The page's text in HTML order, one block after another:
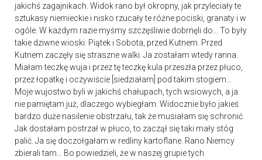
jakichś zagajnikach. Widok rano był okropny, jak przyleciały te
sztukasy niemieckie i nisko rzucały te różne pociski, granaty i w
ogóle. W każdym razie myśmy szczęśliwie dobrnęli do… To były
takie dziwne wioski: Piątek i Sobota, przed Kutnem. Przed
Kutnem zaczęły się straszne walki. Ja zostałam wtedy ranna.
Miałam teczkę wuja i przez tę teczkę kula przeszła przez płuco,
przez łopatkę i oczywiście [siedziałam] pod takim stogiem…
Moje wujostwo byli w jakichś chałupach, tych wsiowych, a ja
nie pamiętam już, dlaczego wybiegłam. Widocznie było jakieś
bardzo duże nasilenie obstrzału, tak że musiałam się schronić.
Jak dostałam postrzał w płuco, to zaczął się taki mały stóg
palić. Ja się doczołgałam w redliny kartoflane. Rano Niemcy
zbierali tam… Bo powiedzieli, że w naszej grupie tych